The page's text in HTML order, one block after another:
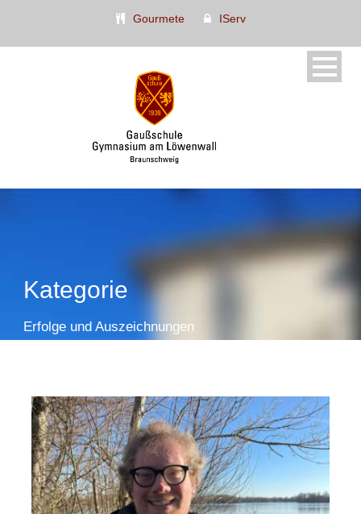
Gourmete IServ
Kategorie
Erfolge und Auszeichnungen